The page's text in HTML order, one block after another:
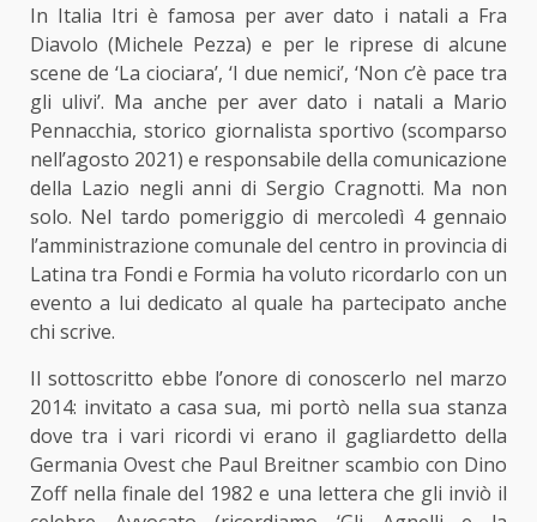
In Italia Itri è famosa per aver dato i natali a Fra
Diavolo (Michele Pezza) e per le riprese di alcune
scene de ‘La ciociara’, ‘I due nemici’, ‘Non c’è pace tra
gli ulivi’. Ma anche per aver dato i natali a Mario
Pennacchia, storico giornalista sportivo (scomparso
nell’agosto 2021) e responsabile della comunicazione
della Lazio negli anni di Sergio Cragnotti. Ma non
solo. Nel tardo pomeriggio di mercoledì 4 gennaio
l’amministrazione comunale del centro in provincia di
Latina tra Fondi e Formia ha voluto ricordarlo con un
evento a lui dedicato al quale ha partecipato anche
chi scrive.
Il sottoscritto ebbe l’onore di conoscerlo nel marzo
2014: invitato a casa sua, mi portò nella sua stanza
dove tra i vari ricordi vi erano il gagliardetto della
Germania Ovest che Paul Breitner scambio con Dino
Zoff nella finale del 1982 e una lettera che gli inviò il